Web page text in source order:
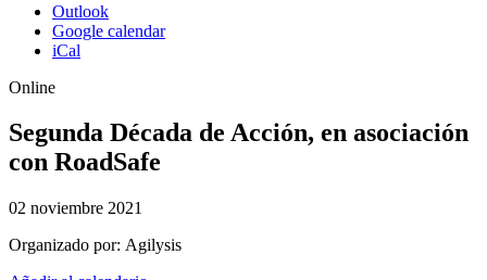
Outlook
Google calendar
iCal
Online
Segunda Década de Acción, en asociación
con RoadSafe
02 noviembre 2021
Organizado por: Agilysis